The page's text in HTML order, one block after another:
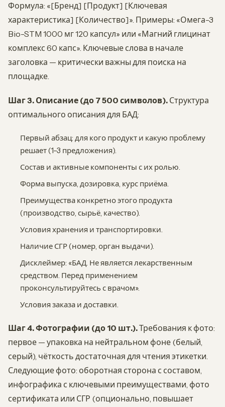
Формула: «[Бренд] [Продукт] [Ключевая
характеристика] [Количество]». Примеры: «Омега-3
Bio-STM 1000 мг 120 капсул» или «Магний глицинат
комплекс 60 капс». Ключевые слова в начале
заголовка — критически важны для поиска на
площадке.
Шаг 3. Описание (до 7 500 символов). Структура
оптимального описания для БАД:
Первый абзац: для кого продукт и какую проблему
решает (1–3 предложения).
Состав и активные компоненты с их ролью.
Форма выпуска, дозировка, курс приёма.
Преимущества конкретно этого продукта
(производство, сырьё, качество).
Условия хранения и транспортировки.
Наличие СГР (номер, орган выдачи).
Дисклеймер: «БАД. Не является лекарственным
средством. Перед применением
проконсультируйтесь с врачом».
Условия заказа и доставки.
Шаг 4. Фотографии (до 10 шт.).Требования к фото:
первое — упаковка на нейтральном фоне (белый,
серый), чёткость достаточная для чтения этикетки.
Следующие фото: оборотная сторона с составом,
инфографика с ключевыми преимуществами, фото
сертификата или СГР (опционально, повышает